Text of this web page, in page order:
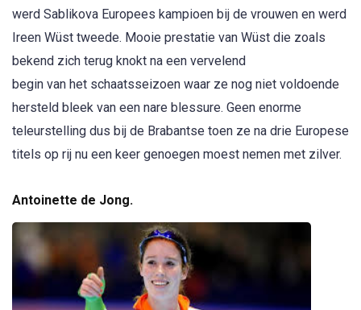
werd Sablikova Europees kampioen bij de vrouwen en werd
Ireen Wüst tweede. Mooie prestatie van Wüst die zoals
bekend zich terug knokt na een vervelend
begin van het schaatsseizoen waar ze nog niet voldoende
hersteld bleek van een nare blessure. Geen enorme
teleurstelling dus bij de Brabantse toen ze na drie Europese
titels op rij nu een keer genoegen moest nemen met zilver.
Antoinette de Jong.